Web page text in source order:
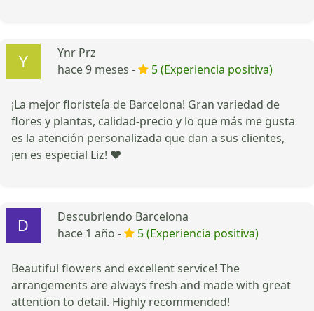
Ynr Prz
hace 9 meses -
5 (Experiencia positiva)
¡La mejor floristeía de Barcelona! Gran variedad de
flores y plantas, calidad-precio y lo que más me gusta
es la atención personalizada que dan a sus clientes,
¡en es especial Liz! ❤️
Descubriendo Barcelona
hace 1 año -
5 (Experiencia positiva)
Beautiful flowers and excellent service! The
arrangements are always fresh and made with great
attention to detail. Highly recommended!